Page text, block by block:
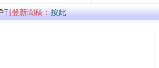
刊登新聞稿：按此